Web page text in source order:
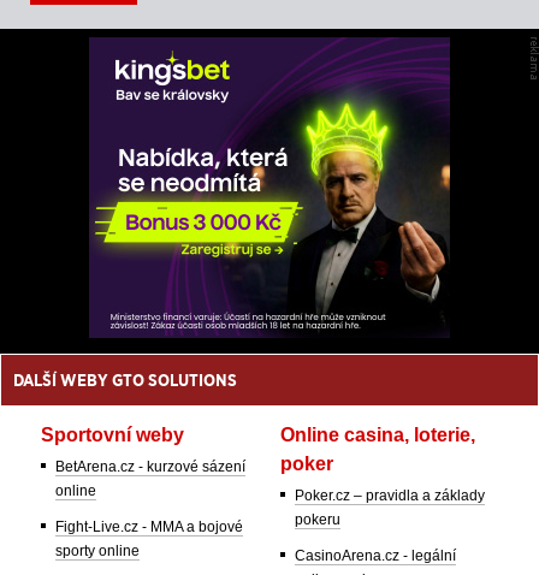
DALŠÍ WEBY GTO SOLUTIONS
Sportovní weby
BetArena.cz - kurzové sázení
online
Fight-Live.cz - MMA a bojové
sporty online
Online casina, loterie,
poker
Poker.cz – pravidla a základy
pokeru
CasinoArena.cz - legální